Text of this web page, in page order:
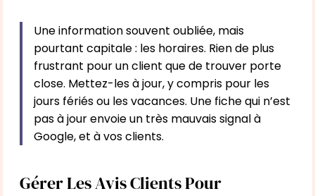
Une information souvent oubliée, mais
pourtant capitale : les horaires. Rien de plus
frustrant pour un client que de trouver porte
close. Mettez-les à jour, y compris pour les
jours fériés ou les vacances. Une fiche qui n’est
pas à jour envoie un très mauvais signal à
Google, et à vos clients.
Gérer Les Avis Clients Pour